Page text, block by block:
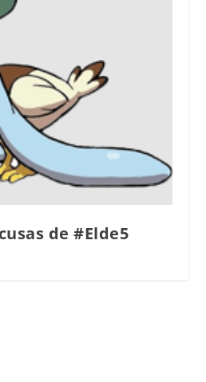
de #Elde5